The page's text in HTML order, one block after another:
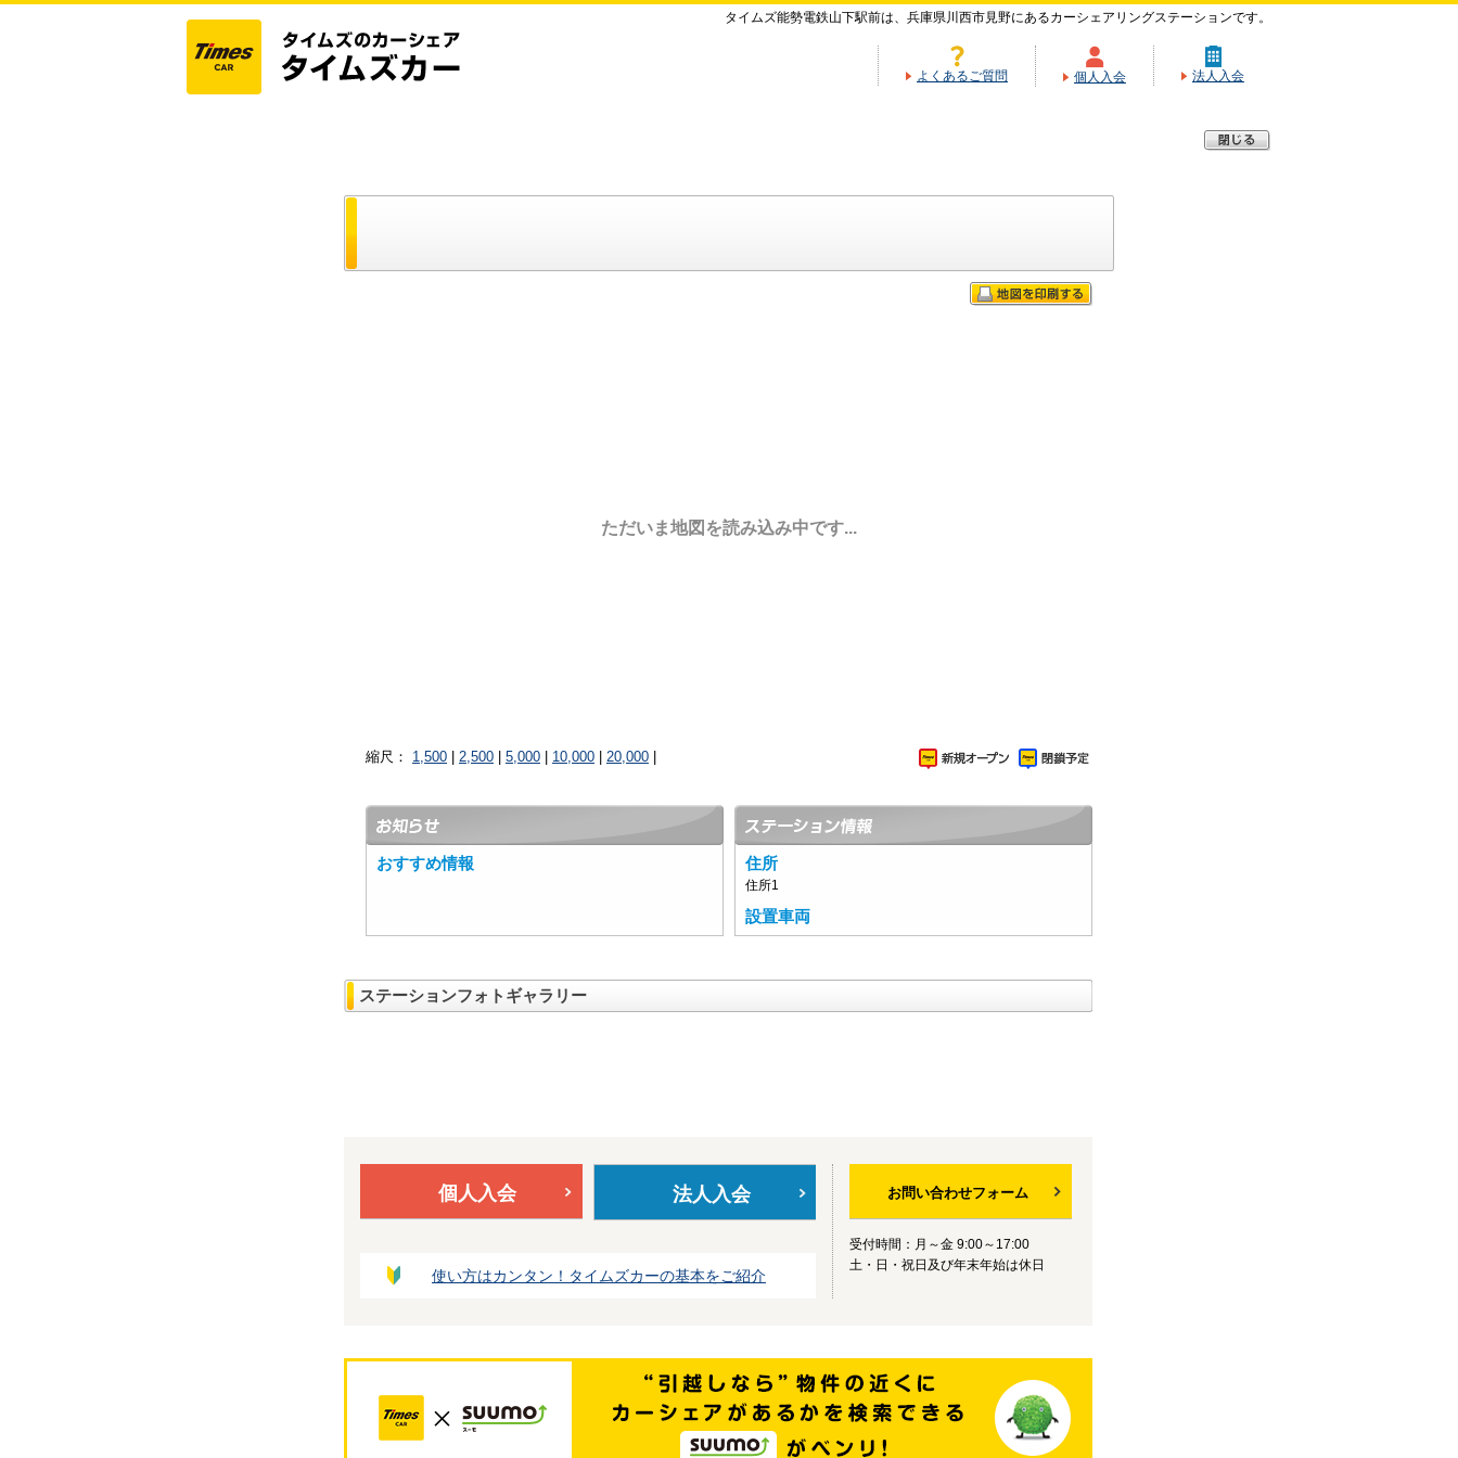
タイムズ能勢電鉄山下駅前は、兵庫県川西市見野にあるカーシェアリングステーションです。
よくあるご質問 個人入会 法人入会
ただいま地図を読み込み中です...
縮尺： 1,500 2,500 5,000 10,000 20,000
おすすめ情報 住所
住所1
設置車両
ステーションフォトギャラリー
個人入会 法人入会
使い方はカンタン！タイムズカーの基本をご紹介
お問い合わせフォーム
受付時間：月～金 9:00～17:00
土・日・祝日及び年末年始は休日